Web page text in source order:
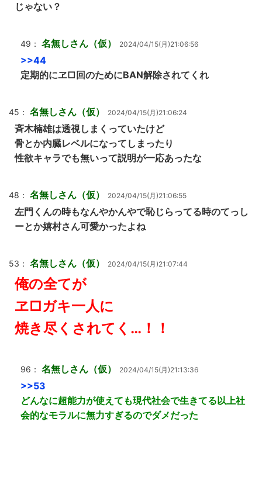
じゃない？
49： 名無しさん（仮） 2024/04/15(月)21:06:56
>>44
定期的にヱ□回のためにBAN解除されてくれ
45： 名無しさん（仮） 2024/04/15(月)21:06:24
斉木楠雄は透視しまくっていたけど
骨とか内臓レベルになってしまったり
性欲キャラでも無いって説明が一応あったな
48： 名無しさん（仮） 2024/04/15(月)21:06:55
左門くんの時もなんやかんやで恥じらってる時のてっし
ーとか嬉村さん可愛かったよね
53： 名無しさん（仮） 2024/04/15(月)21:07:44
俺の全てが
ヱ□ガキ一人に
焼き尽くされてく…！！
96： 名無しさん（仮） 2024/04/15(月)21:13:36
>>53
どんなに超能力が使えても現代社会で生きてる以上社
会的なモラルに無力すぎるのでダメだった